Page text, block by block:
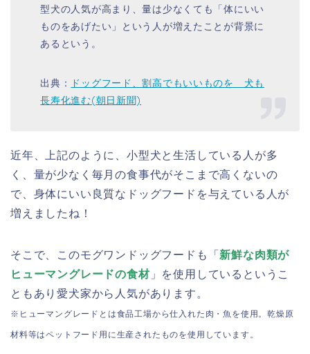
型犬の人気が高まり、量は少なくても「体にいい
ものをあげたい」という人が増えたことが背景に
あるという。
出典：
ドッグフード、割高でもいいものを 犬も
長寿化進む(朝日新聞)
近年、上記のように、小型犬と生活している人が多
く、量が少なく毎月の食事代がそこまで高くないの
で、身体にいい良質なドッグフードを与えている人が
増えましたね！
そこで、このモグワンドッグフードも「新鮮な肉類が
ヒューマングレードの食材」を使用しているというこ
ともあり愛犬家から人気があります。
※ヒューマングレードとは食品工場から仕入れた肉・魚を使用。乾燥原
材料等はペットフード用に生産されたものを使用しています。